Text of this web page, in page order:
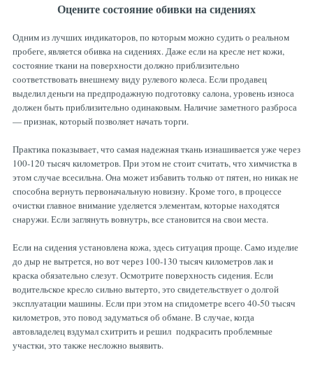
Оцените состояние обивки на сидениях
Одним из лучших индикаторов, по которым можно судить о реальном
пробеге, является обивка на сидениях. Даже если на кресле нет кожи,
состояние ткани на поверхности должно приблизительно
соответствовать внешнему виду рулевого колеса. Если продавец
выделил деньги на предпродажную подготовку салона, уровень износа
должен быть приблизительно одинаковым. Наличие заметного разброса
— признак, который позволяет начать торги.
Практика показывает, что самая надежная ткань изнашивается уже через
100-120 тысяч километров. При этом не стоит считать, что химчистка в
этом случае всесильна. Она может избавить только от пятен, но никак не
способна вернуть первоначальную новизну. Кроме того, в процессе
очистки главное внимание уделяется элементам, которые находятся
снаружи. Если заглянуть вовнутрь, все становится на свои места.
Если на сидения установлена кожа, здесь ситуация проще. Само изделие
до дыр не вытрется, но вот через 100-130 тысяч километров лак и
краска обязательно слезут. Осмотрите поверхность сидения. Если
водительское кресло сильно вытерто, это свидетельствует о долгой
эксплуатации машины. Если при этом на спидометре всего 40-50 тысяч
километров, это повод задуматься об обмане. В случае, когда
автовладелец вздумал схитрить и решил подкрасить проблемные
участки, это также несложно выявить.